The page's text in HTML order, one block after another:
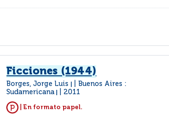
Ficciones (1944)
Borges, Jorge Luis
Buenos Aires :
Sudamericana
2011
| En formato papel.